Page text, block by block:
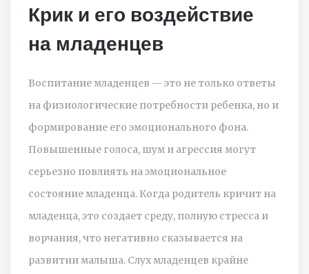
Крик и его воздействие
на младенцев
Воспитание младенцев — это не только ответы
на физиологические потребности ребенка, но и
формирование его эмоционального фона.
Повышенные голоса, шум и агрессия могут
серьезно повлиять на эмоциональное
состояние младенца. Когда родитель кричит на
младенца, это создает среду, полную стресса и
ворчания, что негативно сказывается на
развитии малыша. Слух младенцев крайне